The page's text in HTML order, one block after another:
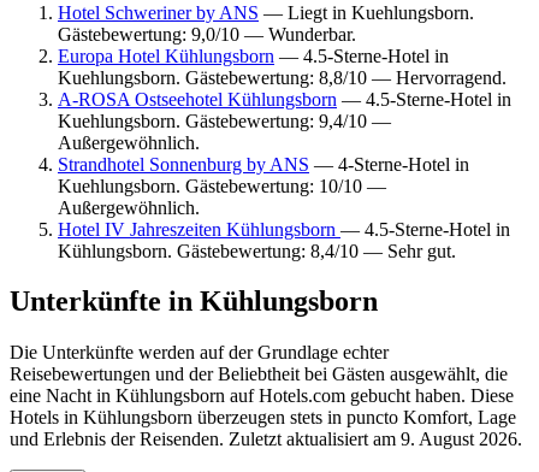
Hotel Schweriner by ANS — Liegt in Kuehlungsborn.
Gästebewertung: 9,0/10 — Wunderbar.
Europa Hotel Kühlungsborn — 4.5-Sterne-Hotel in
Kuehlungsborn. Gästebewertung: 8,8/10 — Hervorragend.
A-ROSA Ostseehotel Kühlungsborn — 4.5-Sterne-Hotel in
Kuehlungsborn. Gästebewertung: 9,4/10 —
Außergewöhnlich.
Strandhotel Sonnenburg by ANS — 4-Sterne-Hotel in
Kuehlungsborn. Gästebewertung: 10/10 —
Außergewöhnlich.
Hotel IV Jahreszeiten Kühlungsborn — 4.5-Sterne-Hotel in
Kühlungsborn. Gästebewertung: 8,4/10 — Sehr gut.
Unterkünfte in Kühlungsborn
Die Unterkünfte werden auf der Grundlage echter
Reisebewertungen und der Beliebtheit bei Gästen ausgewählt, die
eine Nacht in Kühlungsborn auf Hotels.com gebucht haben. Diese
Hotels in Kühlungsborn überzeugen stets in puncto Komfort, Lage
und Erlebnis der Reisenden. Zuletzt aktualisiert am 9. August 2026.